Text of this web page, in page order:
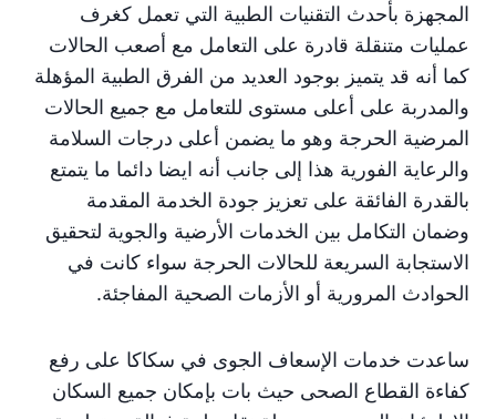
المجهزة بأحدث التقنيات الطبية التي تعمل كغرف
عمليات متنقلة قادرة على التعامل مع أصعب الحالات
كما أنه قد يتميز بوجود العديد من الفرق الطبية المؤهلة
والمدربة على أعلى مستوى للتعامل مع جميع الحالات
المرضية الحرجة وهو ما يضمن أعلى درجات السلامة
والرعاية الفورية هذا إلى جانب أنه ايضا دائما ما يتمتع
بالقدرة الفائقة على تعزيز جودة الخدمة المقدمة
وضمان التكامل بين الخدمات الأرضية والجوية لتحقيق
الاستجابة السريعة للحالات الحرجة سواء كانت في
الحوادث المرورية أو الأزمات الصحية المفاجئة.
ساعدت خدمات الإسعاف الجوى في سكاكا على رفع
كفاءة القطاع الصحى حيث بات بإمكان جميع السكان